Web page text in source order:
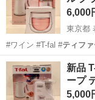
6,000
東京都
#ワイン #T-fal #ティフ
東京 渋谷区 表
新品
ープ
5,000